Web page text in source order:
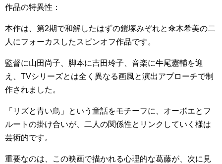
作品の特異性：
本作は、第2期で和解したはずの鎧塚みぞれと傘木希美の二
人にフォーカスしたスピンオフ作品です。
監督に山田尚子、脚本に吉田玲子、音楽に牛尾憲輔を迎
え、TVシリーズとは全く異なる画風と演出アプローチで制
作されました。
「リズと青い鳥」という童話をモチーフに、オーボエとフ
ルートの掛け合いが、二人の関係性とリンクしていく様は
芸術的です。
重要なのは、この映画で描かれる心理的な葛藤が、次に見